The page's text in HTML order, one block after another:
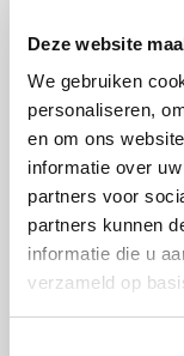
Deze website
We gebruiken
personaliseren,
en om ons
informatie over
partners voor
partners kunnen
informatie die u
verzameld op
Stap 8:
Maak het fruit
kleine stukjes.
de taart met